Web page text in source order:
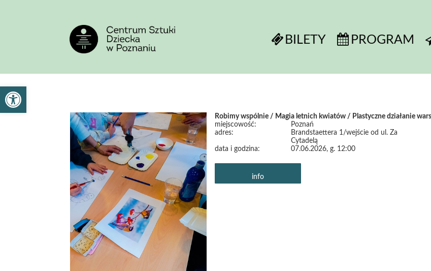
Otwórz pasek narzędzi
<'
BILETY PROGRAM
Robimy wspólnie / Magia letnich kwiatów / Plastyczne działanie
miejscowość:
Poznań
adres:
Brandstaettera 1/wejście od ul. Za
Cytadelą
data i godzina:
07.06.2026, g. 12:00
info